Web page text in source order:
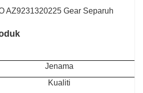
AZ9231320225 Gear Separuh
Jenama
Kualiti